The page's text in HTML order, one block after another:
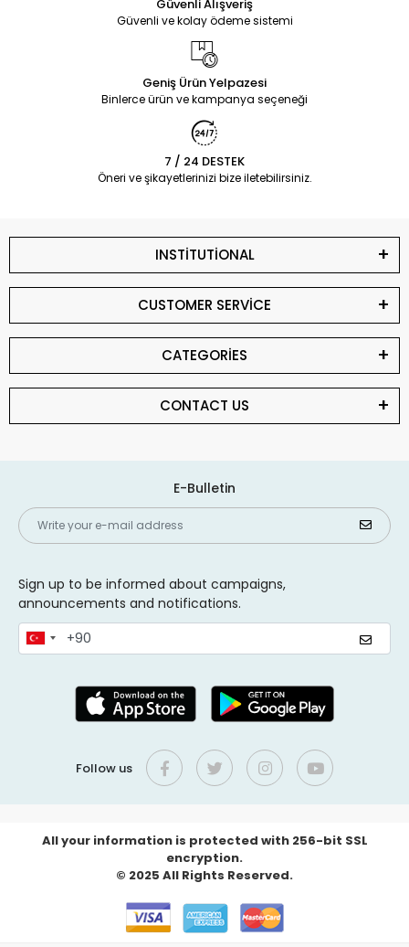
Güvenli Alışveriş
Güvenli ve kolay ödeme sistemi
Geniş Ürün Yelpazesi
Binlerce ürün ve kampanya seçeneği
7 / 24 DESTEK
Öneri ve şikayetlerinizi bize iletebilirsiniz.
INSTİTUTİONAL
CUSTOMER SERVİCE
CATEGORİES
CONTACT US
E-Bulletin
Sign up to be informed about campaigns,
announcements and notifications.
Follow us
All your information is protected with 256-bit SSL
encryption.
© 2025 All Rights Reserved.